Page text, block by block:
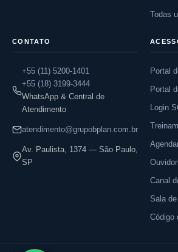
Todas
CONTATO
+55 (11) 5200-1401
+55 (18) 3199-3444
WhatsApp & Central de
Atendimento
atendimento@grupobplan.com.br
Av. Paulista, 1374 — São Paulo,
SP
Portal
Portal
Login
Canal
Sala
Código